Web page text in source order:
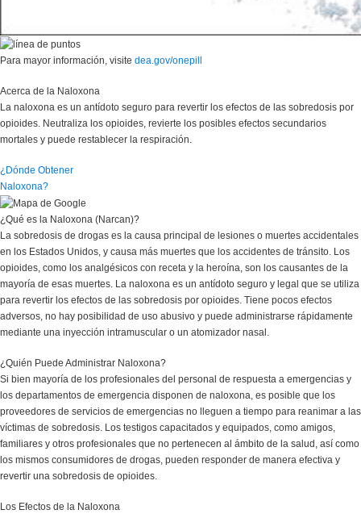
Para mayor información, visite dea.gov/onepill
Acerca de la Naloxona
La naloxona es un antídoto seguro para revertir los efectos de las sobredosis por
opioides. Neutraliza los opioides, revierte los posibles efectos secundarios
mortales y puede restablecer la respiración.
¿Dónde Obtener
Naloxona?
¿Qué es la Naloxona (Narcan)?
La sobredosis de drogas es la causa principal de lesiones o muertes accidentales
en los Estados Unidos, y causa más muertes que los accidentes de tránsito. Los
opioides, como los analgésicos con receta y la heroína, son los causantes de la
mayoría de esas muertes. La naloxona es un antídoto seguro y legal que se utiliza
para revertir los efectos de las sobredosis por opioides. Tiene pocos efectos
adversos, no hay posibilidad de uso abusivo y puede administrarse rápidamente
mediante una inyección intramuscular o un atomizador nasal.
¿Quién Puede Administrar Naloxona?
Si bien mayoría de los profesionales del personal de respuesta a emergencias y
los departamentos de emergencia disponen de naloxona, es posible que los
proveedores de servicios de emergencias no lleguen a tiempo para reanimar a las
víctimas de sobredosis. Los testigos capacitados y equipados, como amigos,
familiares y otros profesionales que no pertenecen al ámbito de la salud, así como
los mismos consumidores de drogas, pueden responder de manera efectiva y
revertir una sobredosis de opioides.
Los Efectos de la Naloxona